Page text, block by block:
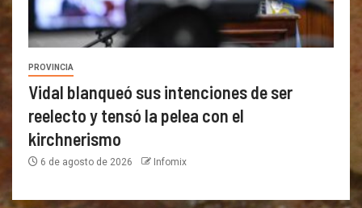
PROVINCIA
Vidal blanqueó sus intenciones de ser
reelecto y tensó la pelea con el
kirchnerismo
6 de agosto de 2026 Infomix